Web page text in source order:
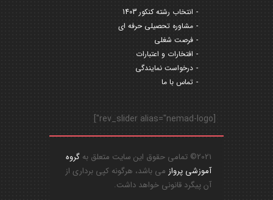
انتخاب رشته کنکور 1403
مشاوره تحصیلی حرفه ای
فرصت شغلی
افتخارات و اعتبارات
درخواست نمایندگی
تماس با ما
[rev_slider alias="nemad-logo"]
2021© تمامی حقوق این سایت متعلق به
گروه
آموزشی پروازمی باشد، هرگونه کپی برداری از
آن پیگرد قانونی خواهد داشت.